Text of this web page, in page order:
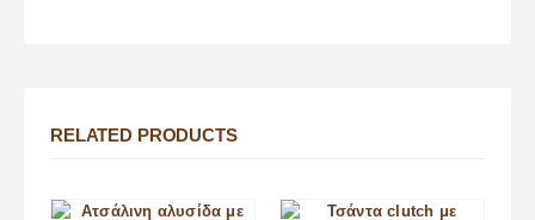
RELATED PRODUCTS